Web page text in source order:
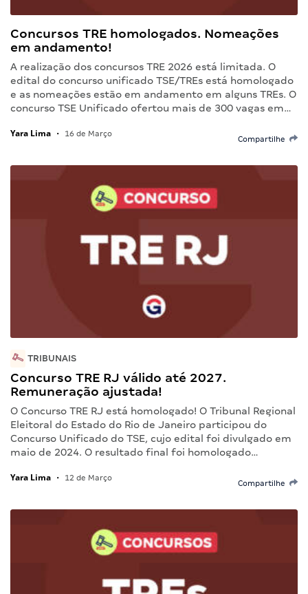
Concursos TRE homologados. Nomeações
em andamento!
A realização dos concursos TRE 2026 está limitada. O
edital do concurso unificado TSE/TREs está homologado
e as nomeações estão em andamento em alguns TREs. O
concurso TSE Unificado ofertou mais de 300 vagas em…
Yara Lima • 16 de Março
Compartilhe
TRIBUNAIS
Concurso TRE RJ válido até 2027.
Remuneração ajustada!
O Concurso TRE RJ está homologado! O Tribunal Regional
Eleitoral do Estado do Rio de Janeiro participou do
Concurso Unificado do TSE, cujo edital foi divulgado em
maio de 2024. O resultado final foi homologado…
Yara Lima • 12 de Março
Compartilhe